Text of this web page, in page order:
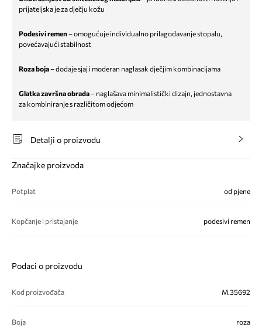
prijateljska je za dječju kožu
Podesivi remen– omogućuje individualno prilagođavanje stopalu,
povećavajući stabilnost
Roza boja– dodaje sjaj i moderan naglasak dječjim kombinacijama
Glatka završna obrada– naglašava minimalistički dizajn, jednostavna
za kombiniranje s različitom odjećom
Detalji o proizvodu
Značajke proizvoda
Potplat od pjene
Kopčanje i pristajanje podesivi remen
Podaci o proizvodu
Kod proizvođača M.35692
Boja roza